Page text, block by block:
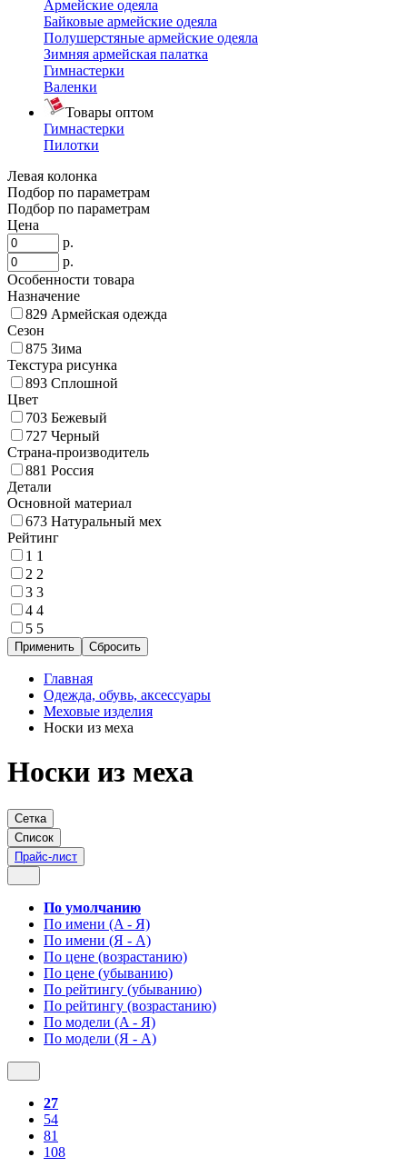
Армейские одеяла
Байковые армейские одеяла
Полушерстяные армейские одеяла
Зимняя армейская палатка
Гимнастерки
Валенки
Товары оптом
Гимнастерки
Пилотки
Левая колонка
Подбор по параметрам
Подбор по параметрам
Цена
р.
р.
Особенности товара
Назначение
829 Армейская одежда
Сезон
875 Зима
Текстура рисунка
893 Сплошной
Цвет
703 Бежевый
727 Черный
Страна-производитель
881 Россия
Детали
Основной материал
673 Натуральный мех
Рейтинг
1 1
2 2
3 3
4 4
5 5
Главная
Одежда, обувь, аксессуары
Меховые изделия
Носки из меха
Носки из меха
Сетка
Список
Прайс-лист
По умолчанию
По имени (A - Я)
По имени (Я - A)
По цене (возрастанию)
По цене (убыванию)
По рейтингу (убыванию)
По рейтингу (возрастанию)
По модели (A - Я)
По модели (Я - A)
27
54
81
108